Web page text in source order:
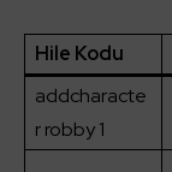
Hile Kodu
addcharacte
r robby 1